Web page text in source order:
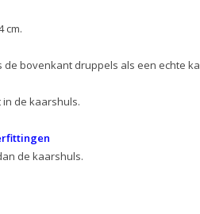
cm.
bovenkant druppels als een echte
in de kaarshuls.
de kaarshuls.